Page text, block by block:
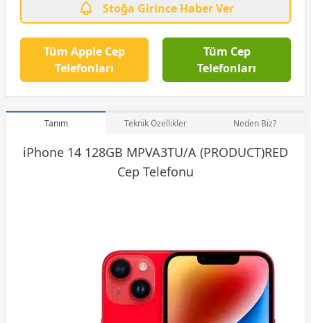
Stoğa Girince Haber Ver
Tüm Apple Cep
Telefonları
Tüm Cep
Telefonları
Tanım Teknik Özellikler Neden Biz?
iPhone 14 128GB MPVA3TU/A (PRODUCT)RED
Cep Telefonu